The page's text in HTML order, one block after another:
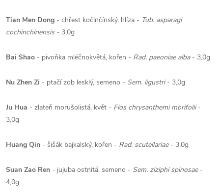
Tian Men Dong - chřest kočinčínský, hlíza - Tub. asparagi
cochinchinensis - 3,0g
Bai Shao - pivoňka mléčnokvětá, kořen - Rad. paeoniae alba- 3,0g
Nu Zhen Zi - ptačí zob lesklý, semeno - Sem. ligustri- 3,0g
Ju Hua - zlateň morušolistá, květ - Flos chrysanthemi morifolii-
3,0g
Huang Qin - šišák bajkalský, kořen - Rad. scutellariae- 3,0g
Suan Zao Ren - jujuba ostnitá, semeno - Sem. ziziphi spinosae-
4,0g